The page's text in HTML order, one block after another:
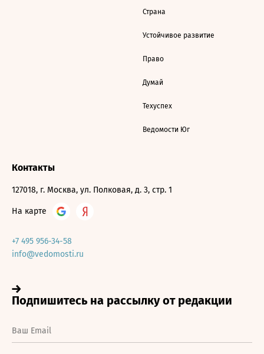
Страна
Устойчивое развитие
Право
Думай
Техуспех
Ведомости Юг
Контакты
127018, г. Москва, ул. Полковая, д. 3, стр. 1
На карте
+7 495 956-34-58
info@vedomosti.ru